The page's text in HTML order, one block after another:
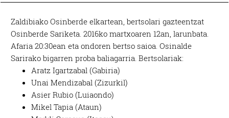
Zaldibiako Osinberde elkartean, bertsolari gazteentzat
Osinberde Sariketa. 2016ko martxoaren 12an, larunbata.
Afaria 20:30ean eta ondoren bertso saioa. Osinalde
Sarirako bigarren proba baliagarria. Bertsolariak:
Aratz Igartzabal (Gabiria)
Unai Mendizabal (Zizurkil)
Asier Rubio (Luiaondo)
Mikel Tapia (Ataun)